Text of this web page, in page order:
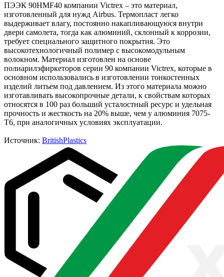
ПЭЭК 90HMF40 компании Victrex – это материал,
изготовленный для нужд Airbus. Термопласт легко
выдерживает влагу, постоянно накапливающуюся внутри
двери самолета, тогда как алюминий, склонный к коррозии,
требует специального защитного покрытия. Это
высокотехнологичный полимер с высокомодульным
волокном. Материал изготовлен на основе
полиарилэфиркеторов серии 90 компании Victrex, которые в
основном использовались в изготовлении тонкостенных
изделий литьем под давлением. Из этого материала можно
изготавливать высокопрочные детали, к свойствам которых
относятся в 100 раз больший усталостный ресурс и удельная
прочность и жесткость на 20% выше, чем у алюминия 7075-
T6, при аналогичных условиях эксплуатации.
Источник: BritishPlastics